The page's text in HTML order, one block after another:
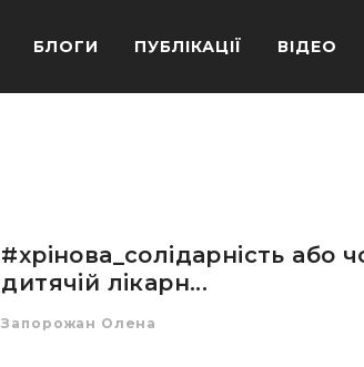
БЛОГИ ПУБЛІКАЦІЇ ВІДЕО
#хрінова_солідарність або
дитячій лікарн...
Запорожан Олена